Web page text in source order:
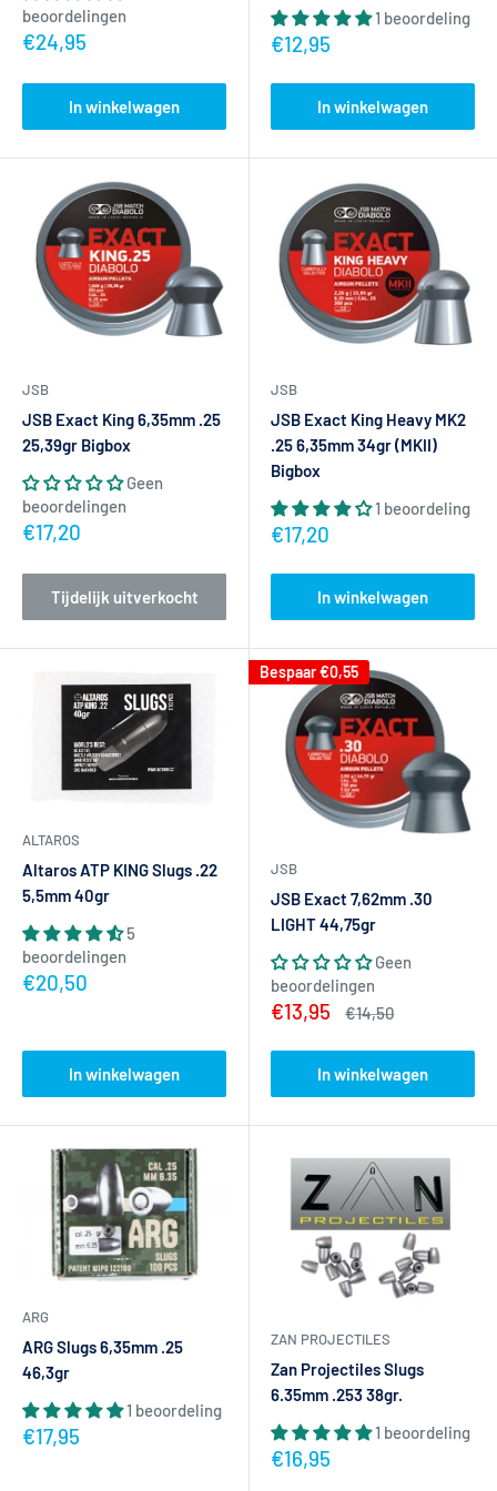
6,35mm (.25):
meer slagkracht, populair voor langere
afstanden
7,62mm (.30):krachtig kaliber voor 100m+ schieten
9mm (.35) en groter:bigbore munitie voor maximaal
vermogen
Merken
Wij voeren topmerken zoals H&N,NSA,ZAN Projectiles,
ARGenAltaros.Zowel voor recreatief gebruik als voor
Veelgestelde vragen
Dit hangt af van uw kaliber
en het doel. Voor precisieschieten met een krachtige buks op
50m+ raden wij slugs aan. Voor kortere afstanden of minder
Hoeveel pellets per tin? Een standaard tin bevat 250 tot 500
beoordelingen
Actieprijs
€24,95
In winkelwagen
1 beoordeling
Actieprijs
€12,95
In winkelwagen
JSB
JSB Exact King 6,35mm .25
25,39gr Bigbox
Geen
beoordelingen
Actieprijs
€17,20
Tijdelijk uitverkocht
JSB
JSB Exact King Heavy MK2
.25 6,35mm 34gr (MKII)
Bigbox
1 beoordeling
Actieprijs
€17,20
In winkelwagen
ALTAROS
Altaros ATP KING Slugs .22
5,5mm 40gr
5
beoordelingen
Actieprijs
€20,50
In winkelwagen
Bespaar€0,55
JSB
JSB Exact 7,62mm .30
LIGHT 44,75gr
Geen
beoordelingen
Actieprijs
€13,95
Normale
€14,50
In winkelwagen
ARG
ARG Slugs 6,35mm .25
46,3gr
1 beoordeling
Actieprijs
€17,95
ZAN PROJECTILES
Zan Projectiles Slugs
6.35mm .253 38gr.
1 beoordeling
Actieprijs
€16,95